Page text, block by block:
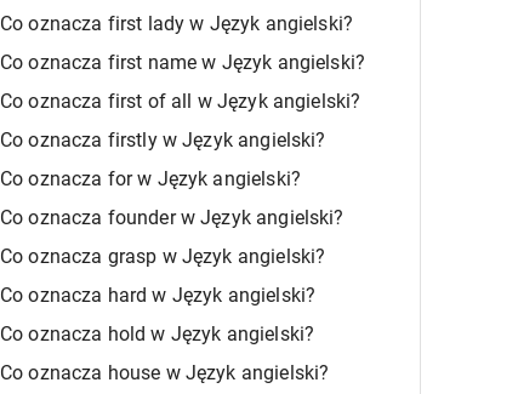
Co oznacza first lady w Język angielski?
Co oznacza first name w Język angielski?
Co oznacza first of all w Język angielski?
Co oznacza firstly w Język angielski?
Co oznacza for w Język angielski?
Co oznacza founder w Język angielski?
Co oznacza grasp w Język angielski?
Co oznacza hard w Język angielski?
Co oznacza hold w Język angielski?
Co oznacza house w Język angielski?